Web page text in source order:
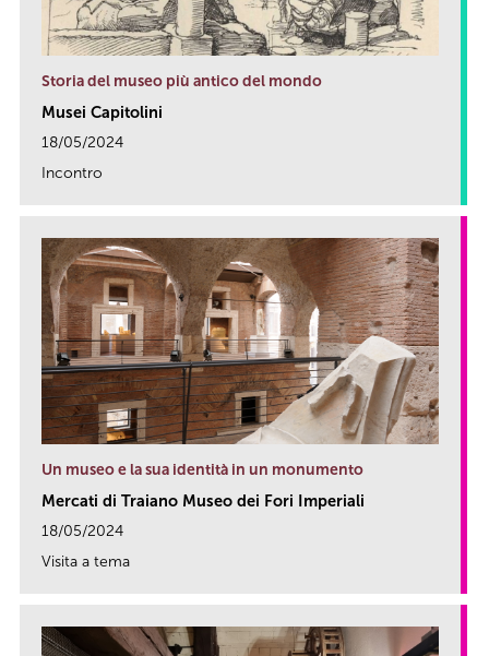
Storia del museo più antico del mondo
Musei Capitolini
18/05/2024
Incontro
Un museo e la sua identità in un monumento
Mercati di Traiano Museo dei Fori Imperiali
18/05/2024
Visita a tema